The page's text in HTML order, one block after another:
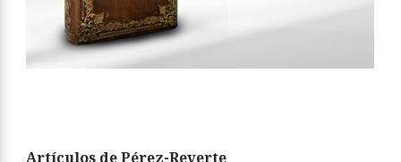
Artículos de Pérez-Reverte